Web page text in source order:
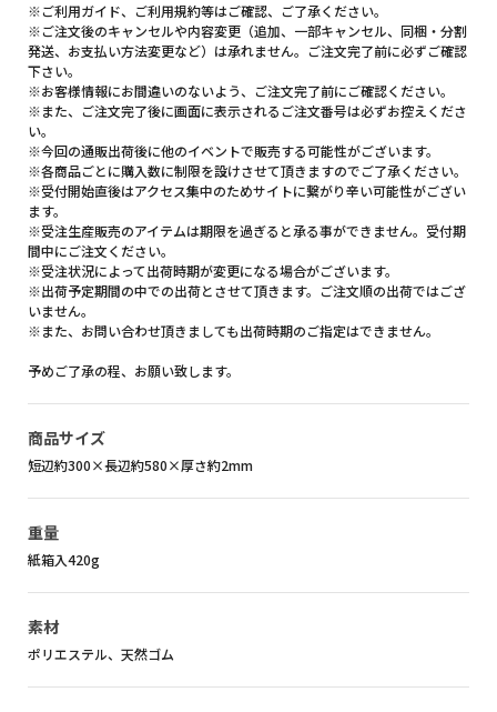
※ご利用ガイド、ご利用規約等はご確認、ご了承ください。
※ご注文後のキャンセルや内容変更（追加、一部キャンセル、同梱・分割
発送、お支払い方法変更など）は承れません。ご注文完了前に必ずご確認
下さい。
※お客様情報にお間違いのないよう、ご注文完了前にご確認ください。
※また、ご注文完了後に画面に表示されるご注文番号は必ずお控えくださ
い。
※今回の通販出荷後に他のイベントで販売する可能性がございます。
※各商品ごとに購入数に制限を設けさせて頂きますのでご了承ください。
※受付開始直後はアクセス集中のためサイトに繋がり辛い可能性がござい
ます。
※受注生産販売のアイテムは期限を過ぎると承る事ができません。受付期
間中にご注文ください。
※受注状況によって出荷時期が変更になる場合がございます。
※出荷予定期間の中での出荷とさせて頂きます。ご注文順の出荷ではござ
いません。
※また、お問い合わせ頂きましても出荷時期のご指定はできません。
予めご了承の程、お願い致します。
商品サイズ
短辺約300×長辺約580×厚さ約2mm
重量
紙箱入420g
素材
ポリエステル、天然ゴム